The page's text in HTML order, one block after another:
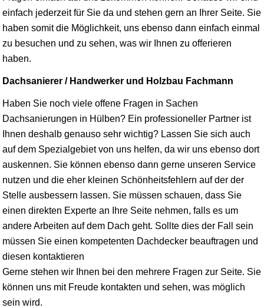
einfach jederzeit für Sie da und stehen gern an Ihrer Seite. Sie
haben somit die Möglichkeit, uns ebenso dann einfach einmal
zu besuchen und zu sehen, was wir Ihnen zu offerieren
haben.
Dachsanierer / Handwerker und Holzbau Fachmann
Haben Sie noch viele offene Fragen in Sachen
Dachsanierungen in Hülben? Ein professioneller Partner ist
Ihnen deshalb genauso sehr wichtig? Lassen Sie sich auch
auf dem Spezialgebiet von uns helfen, da wir uns ebenso dort
auskennen. Sie können ebenso dann gerne unseren Service
nutzen und die eher kleinen Schönheitsfehlern auf der der
Stelle ausbessern lassen. Sie müssen schauen, dass Sie
einen direkten Experte an Ihre Seite nehmen, falls es um
andere Arbeiten auf dem Dach geht. Sollte dies der Fall sein
müssen Sie einen kompetenten Dachdecker beauftragen und
diesen kontaktieren
Gerne stehen wir Ihnen bei den mehrere Fragen zur Seite. Sie
können uns mit Freude kontakten und sehen, was möglich
sein wird.